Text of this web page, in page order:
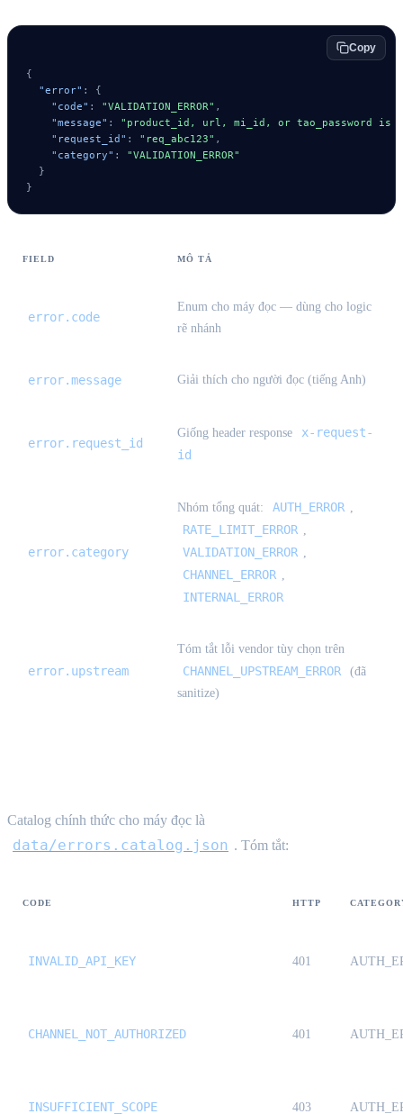
Copy
{
"error" :
{
"code" : "VALIDATION_ERROR" ,
"message" :
"product_id, url, mi_id, or tao_password is
"request_id" : "req_abc123" ,
"category" :
"VALIDATION_ERROR"
}
}
FIELD MÔ TẢ
error.code
Enum cho máy đọc — dùng cho logic
rẽ nhánh
error.message Giải thích cho người đọc (tiếng Anh)
error.request_id
Giống header response
x-request-
id
error.category
Nhóm tổng quát: AUTH_ERROR
RATE_LIMIT_ERROR
VALIDATION_ERROR
CHANNEL_ERROR
INTERNAL_ERROR
error.upstream
Tóm tắt lỗi vendor tùy chọn trên
CHANNEL_UPSTREAM_ERROR
(đã
sanitize)
Catalog chính thức cho máy đọc là
data/errors.catalog.json . Tóm tắt:
CODE HTTP
INVALID_API_KEY 401
CHANNEL_NOT_AUTHORIZED 401
INSUFFICIENT_SCOPE 403